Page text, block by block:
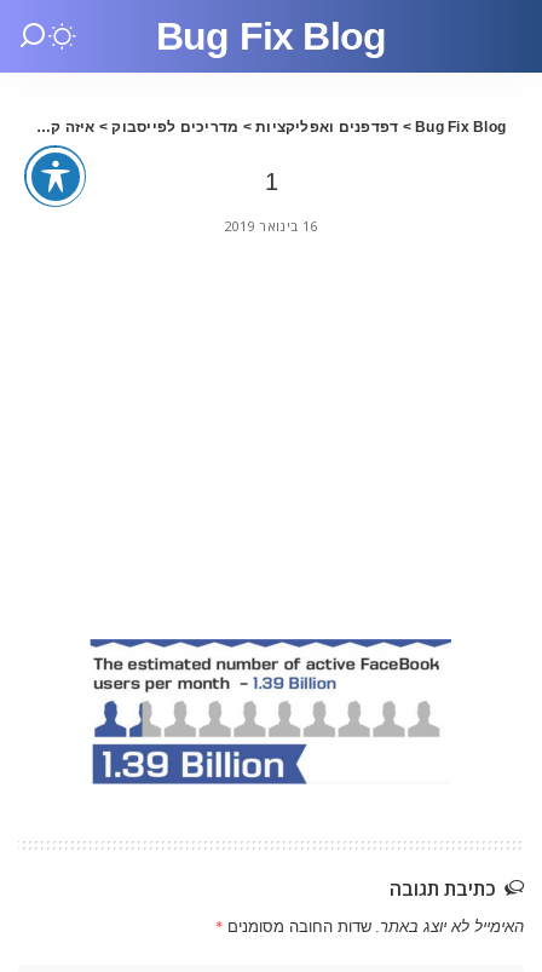
Bug Fix Blog
Bug Fix Blog
> דפדפנים ואפליקציות> מדריכים לפייסבוק> איזה קידום מתאים יותר לעסק שלך? גוגל או פייסבוק.
1
16 בינואר 2019
כתיבת תגובה
האימייל לא יוצג באתר. שדות החובה מסומנים *